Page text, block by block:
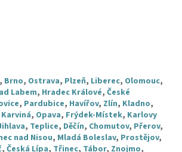
, Brno, Ostrava, Plzeň, Liberec, Olomouc,
Labem, Hradec Králové, České
, Pardubice, Havířov, Zlín, Kladno,
Karviná, Opava, Frýdek-Místek, Karlovy
, Teplice, Děčín, Chomutov, Přerov,
nad Nisou, Mladá Boleslav, Prostějov,
, Česká Lípa, Třinec, Tábor, Znojmo,